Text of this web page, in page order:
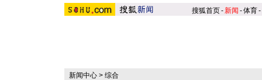
搜狐首页-新闻 -体育-
新闻中心 > 综合